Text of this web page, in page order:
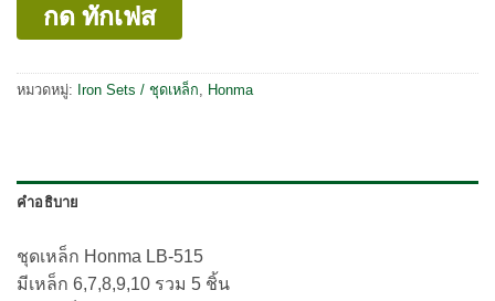
กด ทักเฟส
หมวดหมู่: Iron Sets / ชุดเหล็ก Honma
คำอธิบาย
ชุดเหล็ก Honma LB-515
มีเหล็ก 6,7,8,9,10 รวม 5 ชิ้น